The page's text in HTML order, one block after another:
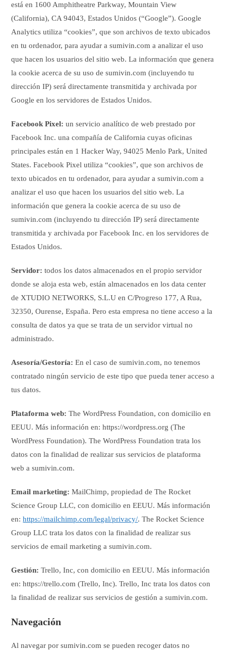
está en 1600 Amphitheatre Parkway, Mountain View
(California), CA 94043, Estados Unidos (“Google”). Google
Analytics utiliza “cookies”, que son archivos de texto ubicados
en tu ordenador, para ayudar a sumivin.com a analizar el uso
que hacen los usuarios del sitio web. La información que genera
la cookie acerca de su uso de sumivin.com (incluyendo tu
dirección IP) será directamente transmitida y archivada por
Google en los servidores de Estados Unidos.
Facebook Pixel: un servicio analítico de web prestado por
Facebook Inc. una compañía de California cuyas oficinas
principales están en 1 Hacker Way, 94025 Menlo Park, United
States. Facebook Pixel utiliza “cookies”, que son archivos de
texto ubicados en tu ordenador, para ayudar a sumivin.com a
analizar el uso que hacen los usuarios del sitio web. La
información que genera la cookie acerca de su uso de
sumivin.com (incluyendo tu dirección IP) será directamente
transmitida y archivada por Facebook Inc. en los servidores de
Estados Unidos.
Servidor:todos los datos almacenados en el propio servidor
donde se aloja esta web, están almacenados en los data center
de XTUDIO NETWORKS, S.L.U en C/Progreso 177, A Rua,
32350, Ourense, España. Pero esta empresa no tiene acceso a la
consulta de datos ya que se trata de un servidor virtual no
administrado.
Asesoría/Gestoría: En el caso de sumivin.com, no tenemos
contratado ningún servicio de este tipo que pueda tener acceso a
tus datos.
Plataforma web: The WordPress Foundation, con domicilio en
EEUU. Más información en: https://wordpress.org (The
WordPress Foundation). The WordPress Foundation trata los
datos con la finalidad de realizar sus servicios de plataforma
web a sumivin.com.
Email marketing: MailChimp, propiedad de The Rocket
Science Group LLC, con domicilio en EEUU. Más información
en:https://mailchimp.com/legal/privacy/. The Rocket Science
Group LLC trata los datos con la finalidad de realizar sus
servicios de email marketing a sumivin.com.
Gestión: Trello, Inc, con domicilio en EEUU. Más información
en: https://trello.com (Trello, Inc). Trello, Inc trata los datos con
la finalidad de realizar sus servicios de gestión a sumivin.com.
Navegación
Al navegar por sumivin.com se pueden recoger datos no